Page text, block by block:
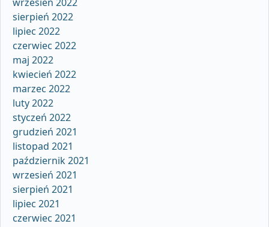
sierpień 2022
lipiec 2022
czerwiec 2022
maj 2022
kwiecień 2022
marzec 2022
luty 2022
styczeń 2022
grudzień 2021
listopad 2021
październik 2021
wrzesień 2021
sierpień 2021
lipiec 2021
czerwiec 2021